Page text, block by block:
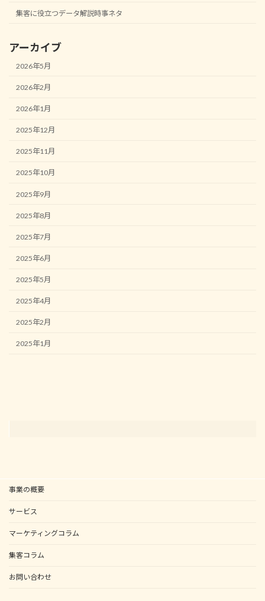
集客に役立つデータ解説時事ネタ
アーカイブ
2026年5月
2026年2月
2026年1月
2025年12月
2025年11月
2025年10月
2025年9月
2025年8月
2025年7月
2025年6月
2025年5月
2025年4月
2025年2月
2025年1月
事業の概要
サービス
マーケティングコラム
集客コラム
お問い合わせ